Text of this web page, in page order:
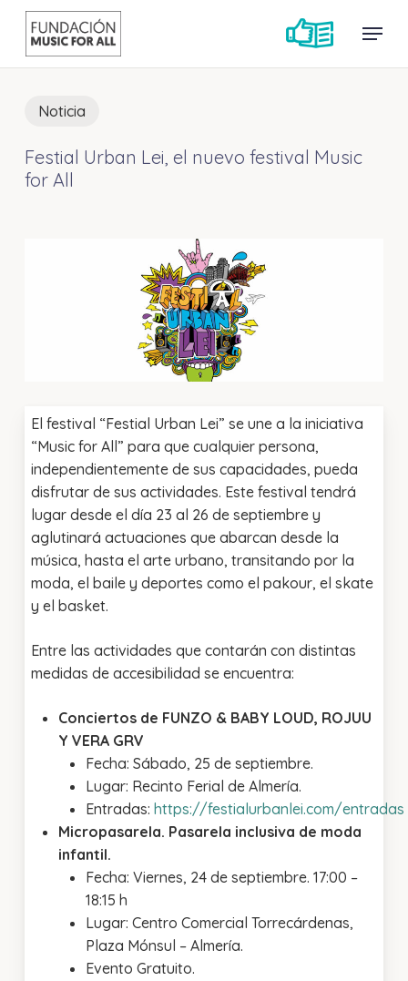
Skip
main
Menu
Noticia
Festial Urban Lei, el nuevo festival Music
for All
El festival “Festial Urban Lei” se une a la iniciativa
“Music for All” para que cualquier persona,
independientemente de sus capacidades, pueda
disfrutar de sus actividades. Este festival tendrá
lugar desde el día 23 al 26 de septiembre y
aglutinará actuaciones que abarcan desde la
música, hasta el arte urbano, transitando por la
moda, el baile y deportes como el pakour, el skate
y el basket.
Entre las actividades que contarán con distintas
medidas de accesibilidad se encuentra:
Conciertos de FUNZO & BABY LOUD, ROJUU
Y VERA GRV
Fecha: Sábado, 25 de septiembre.
Lugar: Recinto Ferial de Almería.
Entradas: https://festialurbanlei.com/entradas
Micropasarela. Pasarela inclusiva de moda
infantil.
Fecha: Viernes, 24 de septiembre. 17:00 –
18:15 h
Lugar: Centro Comercial Torrecárdenas,
Plaza Mónsul – Almería.
Evento Gratuito.